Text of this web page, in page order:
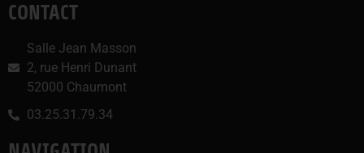
CONTACT
Salle Jean Masson
2, rue Henri Dunant
52000 Chaumont
03.25.31.79.34